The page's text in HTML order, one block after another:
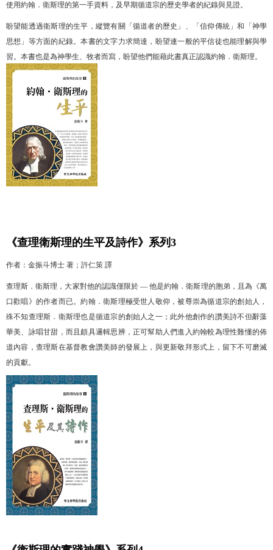
使用約翰．衛斯理的第一手資料，及早期循道宗的歷史學者的紀錄與見證。
盼望能透過衛斯理的生平，縱覽有關「循道者的歷史」、「信仰傳統」和「神學
思想」等方面的紀錄。本書的文字力求簡達，盼望連一般的平信徒也能理解與學
習。本書也是為神學生、牧者而寫，盼望他們能藉此書真正認識約翰．衛斯理。
《查理衛斯理的生平及詩作》 系列3
作者： 金振斗博士 著；許仁策 譯
查理斯．衛斯理，大家對他的認識僅限於 —他是約翰．衛斯理的胞弟，且為《萬
口歡唱》的作者而已。約翰．衛斯理極受世人敬仰，被尊崇為循道宗的創始人，
殊不知查理斯．衛斯理也是循道宗的創始人之一；此外他創作的讚美詩不但辭藻
華美、詠唱甘甜，而且頗具邏輯思辨，正可幫助人們進入約翰較為理性難懂的佈
道內容，查理斯在基督教會讚美師的發展上，與更新敬拜形式上，留下不可磨滅
的貢獻。